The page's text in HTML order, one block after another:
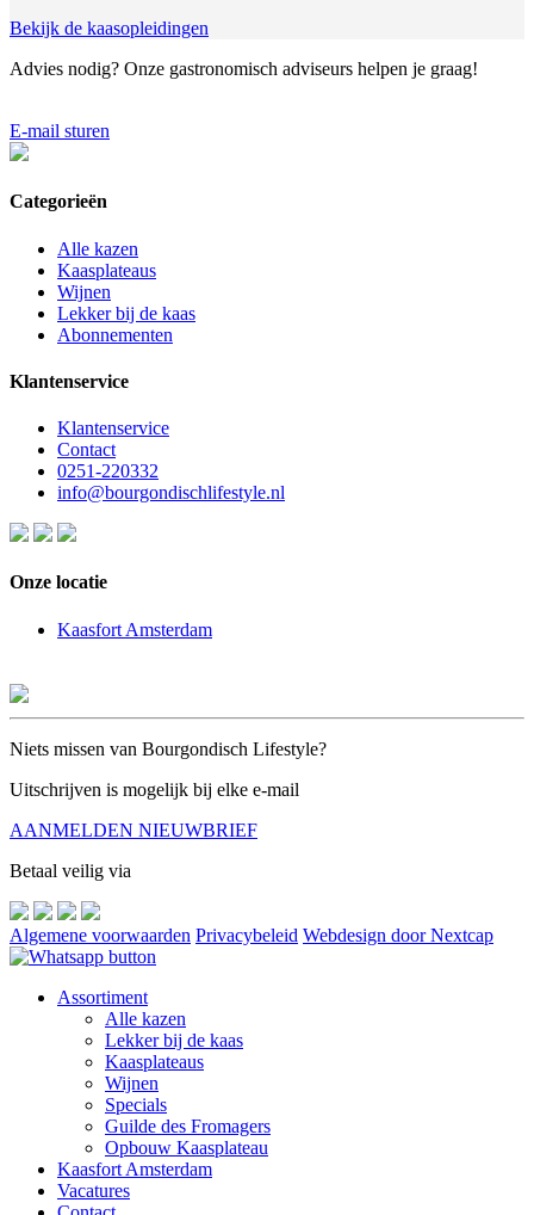
Bekijk de kaasopleidingen
Advies nodig? Onze gastronomisch adviseurs helpen je graag!
E-mail sturen
Categorieën
Alle kazen
Kaasplateaus
Wijnen
Lekker bij de kaas
Abonnementen
Klantenservice
Klantenservice
Contact
0251-220332
info@bourgondischlifestyle.nl
Onze locatie
Kaasfort Amsterdam
Niets missen van Bourgondisch Lifestyle?
Uitschrijven is mogelijk bij elke e-mail
AANMELDEN NIEUWBRIEF
Betaal veilig via
Algemene voorwaarden Privacybeleid Webdesign door Nextcap
Assortiment
Alle kazen
Lekker bij de kaas
Kaasplateaus
Wijnen
Specials
Guilde des Fromagers
Opbouw Kaasplateau
Kaasfort Amsterdam
Vacatures